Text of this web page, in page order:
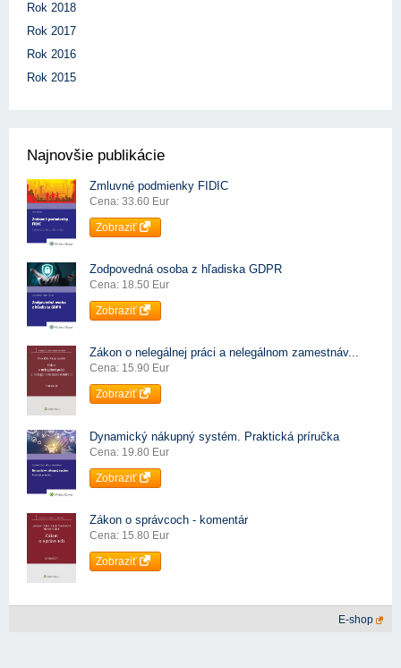
Rok 2018
Rok 2017
Rok 2016
Rok 2015
Najnovšie publikácie
Zmluvné podmienky FIDIC
Cena: 33.60 Eur
Zobraziť
Zodpovedná osoba z hľadiska GDPR
Cena: 18.50 Eur
Zobraziť
Zákon o nelegálnej práci a nelegálnom zamestnáv...
Cena: 15.90 Eur
Zobraziť
Dynamický nákupný systém. Praktická príručka
Cena: 19.80 Eur
Zobraziť
Zákon o správcoch - komentár
Cena: 15.80 Eur
Zobraziť
E-shop